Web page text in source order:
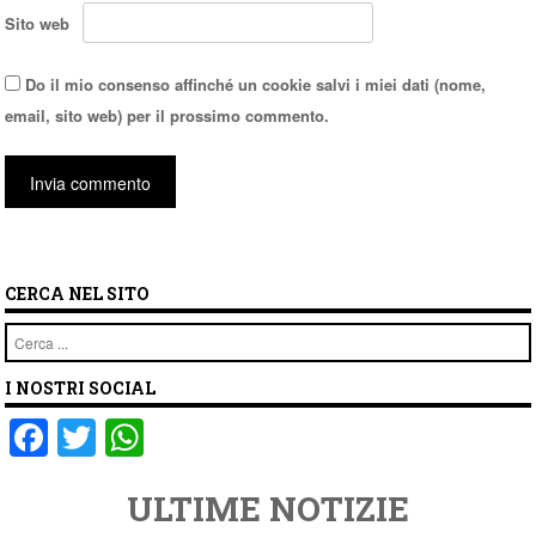
Sito web
Do il mio consenso affinché un cookie salvi i miei dati (nome,
email, sito web) per il prossimo commento.
CERCA NEL SITO
Cerca
I NOSTRI SOCIAL
F
a
T
wi
at
ULTIME NOTIZIE